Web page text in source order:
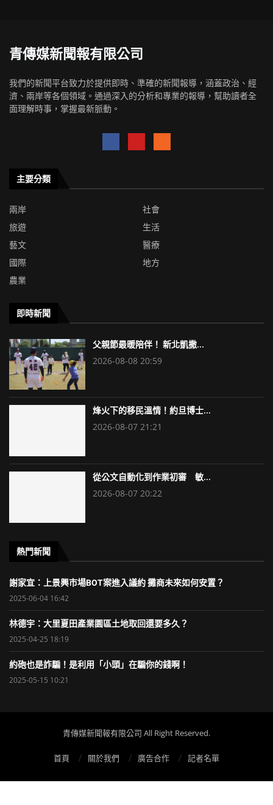
青傳媒新聞報有限公司
我們的新聞平台致力於提供即時、準確的新聞報導，涵蓋政治、經
濟、兩岸等各個領域。通過深入的分析和專業的報導，幫助讀者全
面理解時事，掌握最新脈動。
主要分類
兩岸
社會
旅遊
生活
藝文
醫療
國際
地方
農業
即時新聞
父親節最暖陪伴！ 新北凱撒...
2026-08-08 20:59
烽火下的移民溫情！約旦博士...
2026-08-07 21:21
從公文自動化到作業初審 敏...
2026-08-07 20:22
熱門新聞
謝家宜：上景興市場BOT案進入議約 攤商未來如何安置？
2025-06-04 16:42
林德宇：大里夏田產業園區土地取回還要多久？
2025-04-25 18:19
約砲也是詐騙！是利用「小頭」在騙你的錢啊！
2025-05-15 10:21
青傳媒新聞報有限公司 All Right Reserved.
首頁 關於我們 廣告合作 記者名單